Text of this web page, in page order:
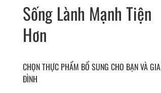
Sống Lành Mạnh Tiện
Hơn
CHỌN THỰC PHẨM BỔ SUNG CHO BẠN VÀ GIA
ĐÌNH